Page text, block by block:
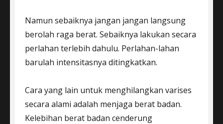
Namun sebaiknya jangan jangan langsung
berolah raga berat. Sebaiknya lakukan secara
perlahan terlebih dahulu. Perlahan-lahan
barulah intensitasnya ditingkatkan.
Cara yang lain untuk menghilangkan varises
secara alami adalah menjaga berat badan.
Kelebihan berat badan cenderung